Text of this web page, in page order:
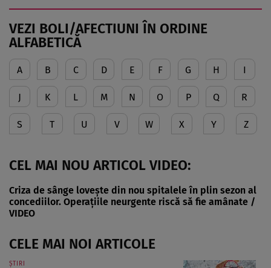
Atena, sub coordonarea Doctorului Pantos, Dr.
Vythoulkas a dobândit expertiză și ...
VEZI BOLI/AFECTIUNI ÎN ORDINE
ALFABETICĂ
A B C D E F G H I
J K L M N O P Q R
S T U V W X Y Z
CEL MAI NOU ARTICOL VIDEO:
Criza de sânge lovește din nou spitalele în plin sezon al
concediilor. Operațiile neurgente riscă să fie amânate /
VIDEO
CELE MAI NOI ARTICOLE
ȘTIRI